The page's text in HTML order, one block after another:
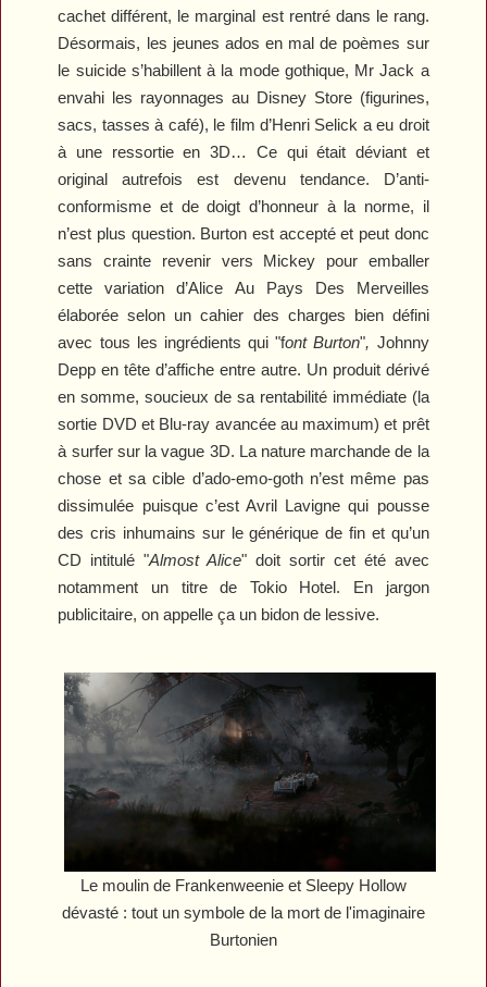
cachet différent, le marginal est rentré dans le rang.
Désormais, les jeunes ados en mal de poèmes sur
le suicide s’habillent à la mode gothique, Mr Jack a
envahi les rayonnages au Disney Store (figurines,
sacs, tasses à café), le film d’Henri Selick a eu droit
à une ressortie en 3D… Ce qui était déviant et
original autrefois est devenu tendance. D’anti-
conformisme et de doigt d’honneur à la norme, il
n’est plus question. Burton est accepté et peut donc
sans crainte revenir vers Mickey pour emballer
cette variation d’Alice Au Pays Des Merveilles
élaborée selon un cahier des charges bien défini
avec tous les ingrédients qui "font Burton", Johnny
Depp en tête d’affiche entre autre. Un produit dérivé
en somme, soucieux de sa rentabilité immédiate (la
sortie DVD et Blu-ray avancée au maximum) et prêt
à surfer sur la vague 3D. La nature marchande de la
chose et sa cible d’ado-emo-goth n’est même pas
dissimulée puisque c’est Avril Lavigne qui pousse
des cris inhumains sur le générique de fin et qu’un
CD intitulé "Almost Alice" doit sortir cet été avec
notamment un titre de Tokio Hotel. En jargon
publicitaire, on appelle ça un bidon de lessive.
Le moulin de Frankenweenie et Sleepy Hollow
dévasté : tout un symbole de la mort de l'imaginaire
Burtonien